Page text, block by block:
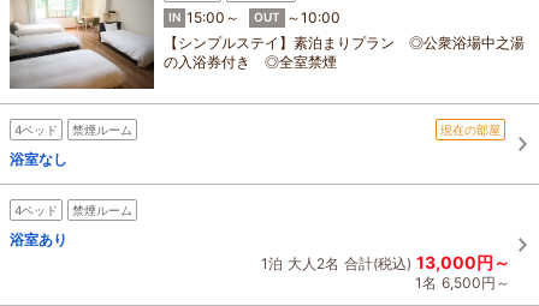
IN 15:00～ OUT
～10:00
【シンプルステイ】素泊まりプラン ◎公衆浴場中之湯
の入浴券付き ◎全室禁煙
4ベッド 禁煙ルーム 現在の部屋
浴室なし
4ベッド 禁煙ルーム
浴室あり
1泊 大人2名 合計(税込) 13,000円～
1名 6,500円～